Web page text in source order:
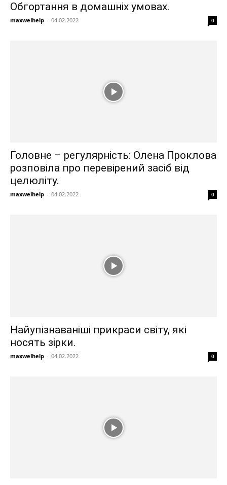
Обгортання в домашніх умовах.
maxwelhelp - 04.02.2022 0
Головне – регулярність: Олена Проклова
розповіла про перевірений засіб від
целюліту.
maxwelhelp - 04.02.2022 0
Найупізнаваніші прикраси світу, які
носять зірки.
maxwelhelp - 04.02.2022 0